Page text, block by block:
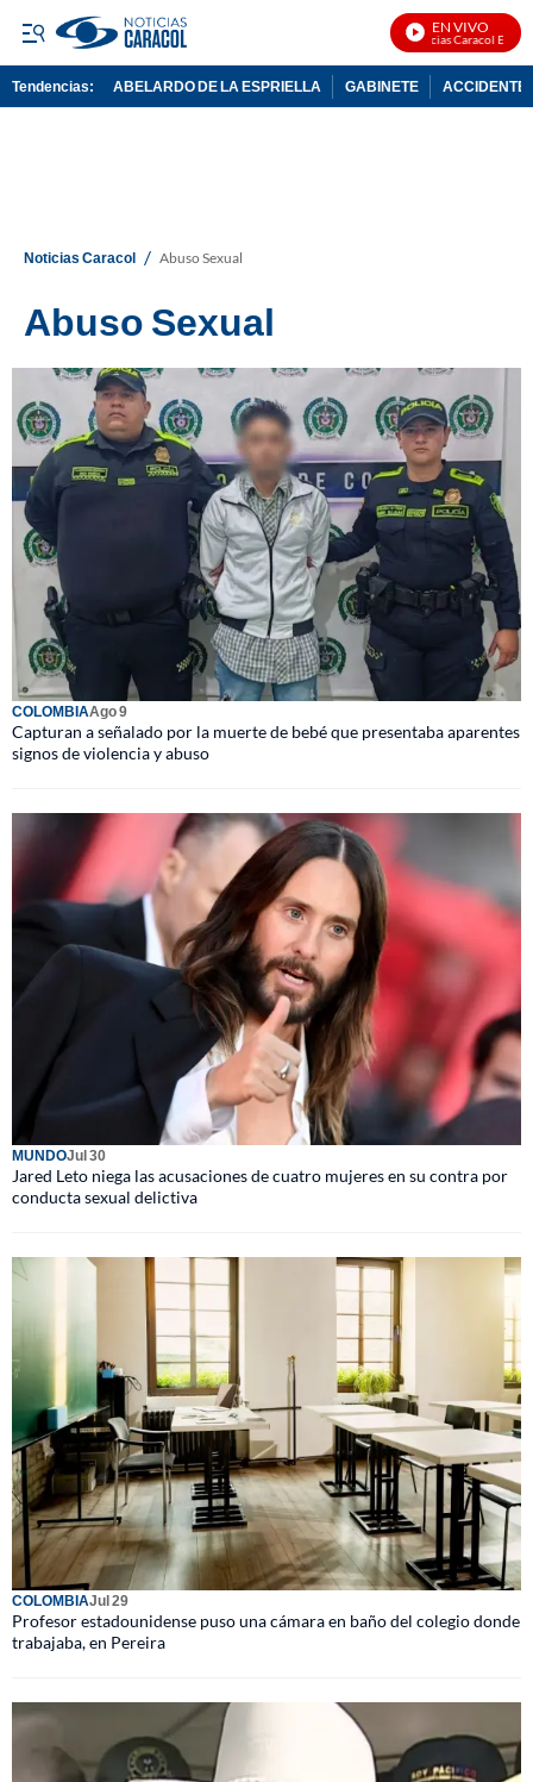
EN VIVO
Noticias Caracol En Vivo
Tendencias: ABELARDO DE LA ESPRIELLA GABINETE ACCIDENTE
Noticias Caracol / Abuso Sexual
Abuso Sexual
COLOMBIAAgo 9
Capturan a señalado por la muerte de bebé que presentaba aparentes
signos de violencia y abuso
MUNDOJul 30
Jared Leto niega las acusaciones de cuatro mujeres en su contra por
conducta sexual delictiva
COLOMBIAJul 29
Profesor estadounidense puso una cámara en baño del colegio donde
trabajaba, en Pereira